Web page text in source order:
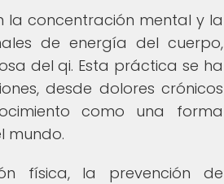
la concentración mental y la
de energía del cuerpo,
del qi. Esta práctica se ha
desde dolores crónicos
como una forma
mundo.
física, la prevención de